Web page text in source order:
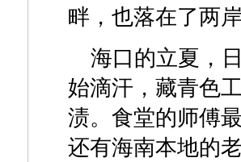
畔，也落在了两
海口的立夏，
始滴汗，藏青色
渍。食堂的师傅
还有海南本地的